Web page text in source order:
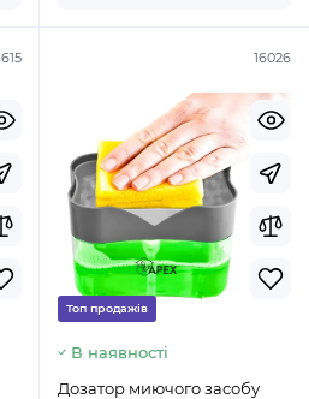
615 16026
Топ продажів
В наявності
Дозатор миючого засобу